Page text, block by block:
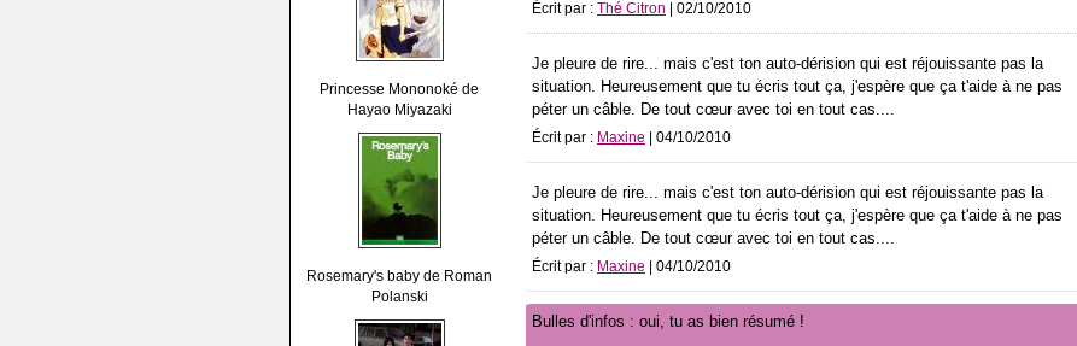
Princesse Mononoké de
Hayao Miyazaki
Rosemary's baby de Roman
Polanski
Écrit par : Thé Citron | 02/10/2010
Je pleure de rire... mais c'est ton auto-dérision qui est réjouissante pas la
situation. Heureusement que tu écris tout ça, j'espère que ça t'aide à ne pas
péter un câble. De tout cœur avec toi en tout cas....
Écrit par : Maxine | 04/10/2010
Je pleure de rire... mais c'est ton auto-dérision qui est réjouissante pas la
situation. Heureusement que tu écris tout ça, j'espère que ça t'aide à ne pas
péter un câble. De tout cœur avec toi en tout cas....
Écrit par : Maxine | 04/10/2010
Bulles d'infos : oui, tu as bien résumé !